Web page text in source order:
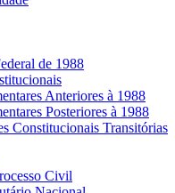
de 1988
Anteriores à 1988
Posteriores à 1988
Constitucionais Transitórias
Civil